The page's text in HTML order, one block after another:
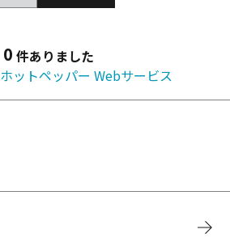
0 件ありました
ホットペッパー Webサービス